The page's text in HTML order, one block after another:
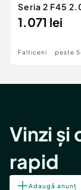
Seria 2 F45
Motorina 2016
1.071 lei
Falticeni peste
Vinzi și
rapid
Adaugă anunț